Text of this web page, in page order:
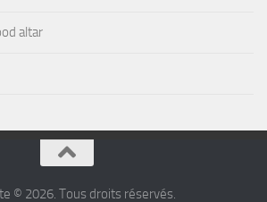
altar
© 2026. Tous droits réservés.